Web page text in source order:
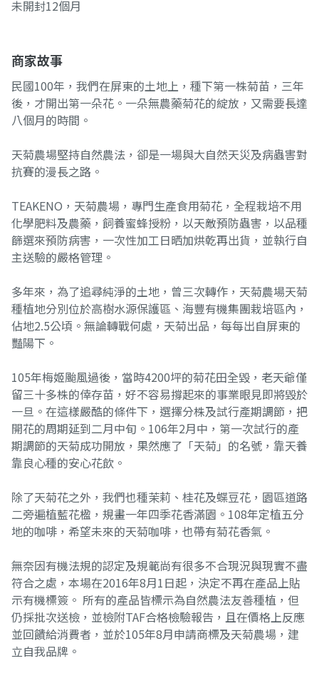
未開封12個月
商家故事
民國100年，我們在屏東的土地上，種下第一株菊苗，三年
後，才開出第一朵花。一朵無農藥菊花的綻放，又需要長達
八個月的時間。
天菊農場堅持自然農法，卻是一場與大自然天災及病蟲害對
抗賽的漫長之路。
TEAKENO，天菊農場，專門生產食用菊花，全程栽培不用
化學肥料及農藥，飼養蜜蜂授粉，以天敵預防蟲害，以品種
篩選來預防病害，一次性加工日晒加烘乾再出貨，並執行自
主送驗的嚴格管理。
多年來，為了追尋純淨的土地，曾三次轉作，天菊農場天菊
種植地分別位於高樹水源保護區、海豐有機集團栽培區內，
佔地2.5公頃。無論轉戰何處，天菊出品，每每出自屏東的
豔陽下。
105年梅姬颱風過後，當時4200坪的菊花田全毀，老天爺僅
留三十多株的倖存苗，好不容易撐起來的事業眼見即將毀於
一旦。在這樣嚴酷的條件下，選擇分株及試行產期調節，把
開花的周期延到二月中旬。106年2月中，第一次試行的產
期調節的天菊成功開放，果然應了「天菊」的名號，靠天養
靠良心種的安心花飲。
除了天菊花之外，我們也種茉莉、桂花及蝶豆花，園區道路
二旁遍植藍花楹，規畫一年四季花香滿園。108年定植五分
地的咖啡，希望未來的天菊咖啡，也帶有菊花香氣。
無奈因有機法規的認定及規範尚有很多不合現況與現實不盡
符合之處，本場在2016年8月1日起，決定不再在產品上貼
示有機標簽。 所有的產品皆標示為自然農法友善種植，但
仍採批次送檢，並檢附TAF合格檢驗報告，且在價格上反應
並回饋給消費者，並於105年8月申請商標及天菊農場，建
立自我品牌。